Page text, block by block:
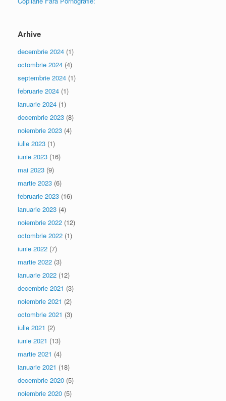
Arhive
decembrie 2024 (1)
octombrie 2024 (4)
septembrie 2024 (1)
februarie 2024 (1)
ianuarie 2024 (1)
decembrie 2023 (8)
noiembrie 2023 (4)
iulie 2023 (1)
iunie 2023 (16)
mai 2023 (9)
martie 2023 (6)
februarie 2023 (16)
ianuarie 2023 (4)
noiembrie 2022 (12)
octombrie 2022 (1)
iunie 2022 (7)
martie 2022 (3)
ianuarie 2022 (12)
decembrie 2021 (3)
noiembrie 2021 (2)
octombrie 2021 (3)
iulie 2021 (2)
iunie 2021 (13)
martie 2021 (4)
ianuarie 2021 (18)
decembrie 2020 (5)
noiembrie 2020 (5)